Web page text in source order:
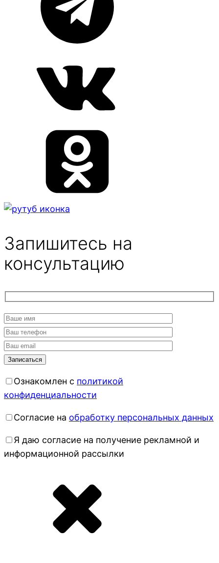
Запишитесь на
консультацию
Ознакомлен с политикой
конфиденциальности
Согласие на обработку персональных данных
Я даю согласие на получение рекламной и
информационной рассылки